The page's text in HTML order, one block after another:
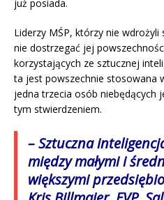
już posiada.
Liderzy MŚP, którzy nie
nie dostrzegać jej
korzystających ze sztucznej
ta jest powszechnie stosowana
jedna trzecia osób niebędących
tym stwierdzeniem.
– Sztuczna
między małymi i
większymi